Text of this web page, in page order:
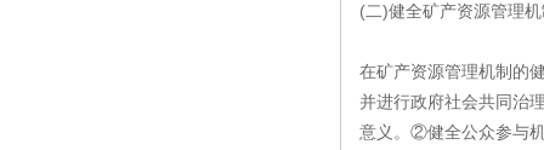
(二)健全矿产资源管理
在矿产资源管理机制的
并进行政府社会共同治
意义。②健全公众参与